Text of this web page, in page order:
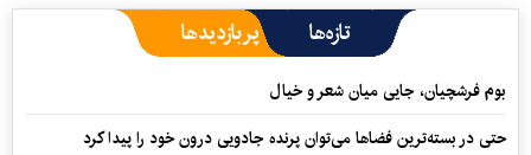
تازه‌ها پربازدیدها
بوم فرشچیان، جایی میان شعر و خیال
حتی در بسته‌ترین فضاها می‌توان پرنده جادویی درون خود را پیدا کرد